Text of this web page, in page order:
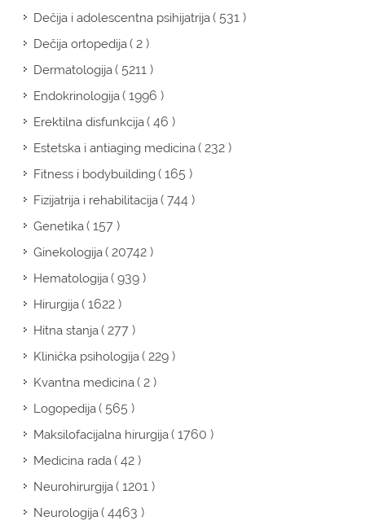
Dečija i adolescentna psihijatrija( 531 )
Dečija ortopedija( 2 )
Dermatologija( 5211 )
Endokrinologija( 1996 )
Erektilna disfunkcija( 46 )
Estetska i antiaging medicina( 232 )
Fitness i bodybuilding( 165 )
Fizijatrija i rehabilitacija( 744 )
Genetika( 157 )
Ginekologija( 20742 )
Hematologija( 939 )
Hirurgija( 1622 )
Hitna stanja( 277 )
Klinička psihologija( 229 )
Kvantna medicina( 2 )
Logopedija( 565 )
Maksilofacijalna hirurgija( 1760 )
Medicina rada( 42 )
Neurohirurgija( 1201 )
Neurologija( 4463 )